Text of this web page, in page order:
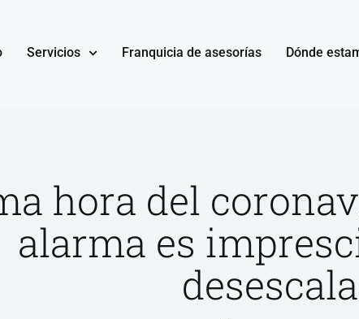
Servicios Franquicia de asesorías Dónde
hora del
alarma es